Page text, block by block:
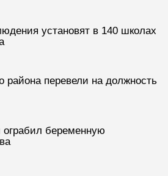
установят в 140 школах
района перевели на должность
ограбил беременную